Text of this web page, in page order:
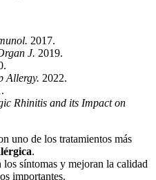
2017.
J. 2019.
Allergy. 2022.
Rhinitis and its Impact on
uno de los tratamientos más
.
síntomas y mejoran la calidad
importantes.